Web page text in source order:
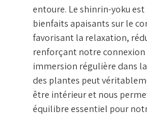
entoure. Le shinrin-yoku est
bienfaits apaisants sur le
favorisant la relaxation,
renforçant notre connexion
immersion régulière dans
des plantes peut
être intérieur et nous
équilibre essentiel pour